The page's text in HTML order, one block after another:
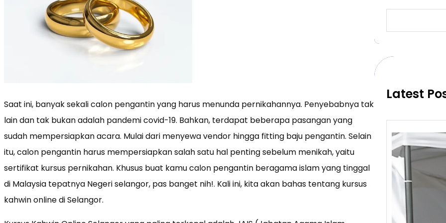
Saat ini, banyak sekali calon pengantin yang harus menunda pernikahannya. Penyebabnya tak
lain dan tak bukan adalah pandemi covid-19. Bahkan, terdapat beberapa pasangan yang
sudah mempersiapkan acara. Mulai dari menyewa vendor hingga fitting baju pengantin. Selain
itu, calon pengantin harus mempersiapkan salah satu hal penting sebelum menikah, yaitu
sertifikat kursus pernikahan. Khusus buat kamu calon pengantin beragama islam yang tinggal
di Malaysia tepatnya Negeri selangor, pas banget nih!. Kali ini, kita akan bahas tentang kursus
kahwin online di Selangor.
a
c
Latest